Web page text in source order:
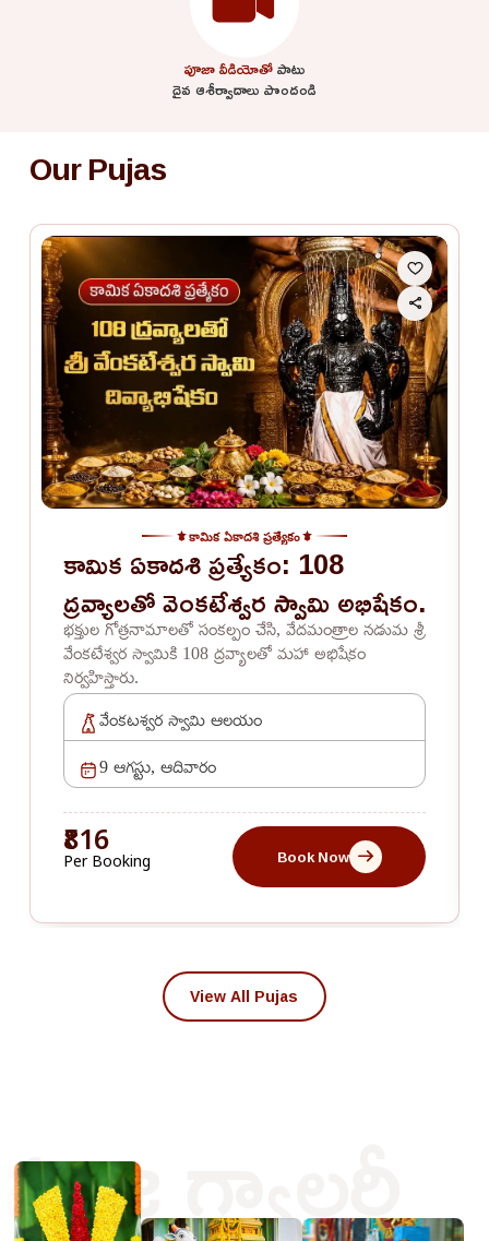
పూజా వీడియోతోపాటు
దైవ ఆశీర్వాదాలు పొందండి
Our Pujas
కామిక ఏకాదశి ప్రత్యేకం
కామిక ఏకాదశి ప్రత్యేకం: 108
ద్రవ్యాలతో వెంకటేశ్వర స్వామి అభిషేకం.
భక్తుల గోత్రనామాలతో సంకల్పం చేసి, వేదమంత్రాల నడుమ శ్రీ
వేంకటేశ్వర స్వామికి 108 ద్రవ్యాలతో మహా అభిషేకం
నిర్వహిస్తారు.
వేంకటశ్వర స్వామి ఆలయం
9 ఆగస్టు, ఆదివారం
₹816
Per Booking Book Now
View All Pujas
పూజ గ్యాలరీ